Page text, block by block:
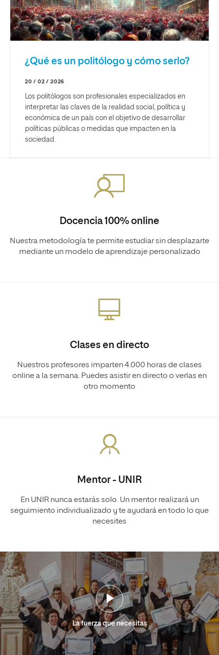
¿Qué es un politólogo y cómo serlo?
20 / 02 / 2026
Los politólogos son profesionales especializados en
interpretar las claves de la realidad social, política y
económica de un país con el objetivo de desarrollar
políticas públicas o medidas que impacten en la
sociedad.
Docencia 100% online
Nuestra metodología te permite estudiar sin desplazarte
mediante un modelo de aprendizaje personalizado
Clases en directo
Nuestros profesores imparten 4.000 horas de clases
online a la semana. Puedes asistir en directo o verlas en
otro momento
Mentor - UNIR
En UNIR nunca estarás solo. Un mentor realizará un
seguimiento individualizado y te ayudará en todo lo que
necesites
La fuerza que necesitas